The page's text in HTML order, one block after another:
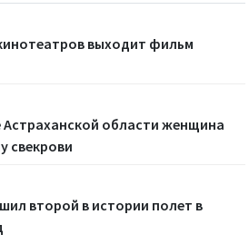
выходит фильм
Астраханской области женщина
свекрови
второй в истории полет в